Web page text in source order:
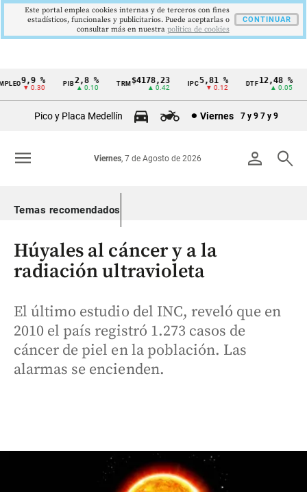
Cintillo
Colombia
9,9 %
▼ 0.30
2,8 %
▲ 0.10
TRM$4178,23
▲ 0.42
5,81 %
▼ 0.12
DTF12,48 %
▲ 0.05
Pico y Placa Medellín Viernes 7 y 9 7 y 9
person search
Viernes, 7 de Agosto de 2026
menu
Temas recomendados
Húyales al cáncer y a la
radiación ultravioleta
El último estudio del INC, reveló que en
2010 el país registró 1.273 casos de
cáncer de piel en la población. Las
alarmas se encienden.
Este portal emplea cookies internas y de terceros con fines
estadísticos, funcionales y publicitarios. Puede aceptarlas o
consultar más en nuestra politica de cookies
CONTINUAR